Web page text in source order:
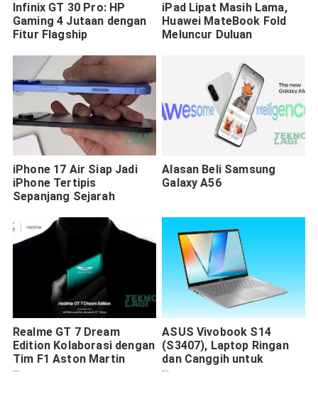
Infinix GT 30 Pro: HP
Gaming 4 Jutaan dengan
Fitur Flagship
iPad Lipat Masih Lama,
Huawei MateBook Fold
Meluncur Duluan
iPhone 17 Air Siap Jadi
iPhone Tertipis
Sepanjang Sejarah
Alasan Beli Samsung
Galaxy A56
Realme GT 7 Dream
Edition Kolaborasi dengan
Tim F1 Aston Martin
Aramco
ASUS Vivobook S14
(S3407), Laptop Ringan
dan Canggih untuk
Produktivitas Sehari-hari